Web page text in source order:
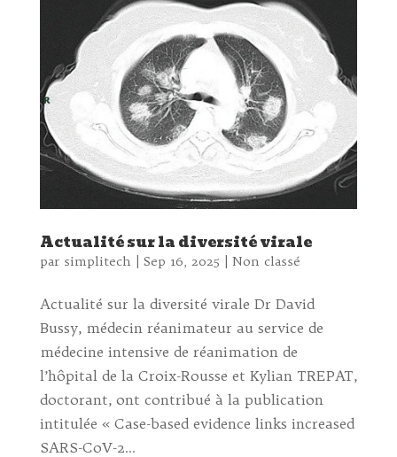
Actualité sur la diversité virale
par simplitech Sep 16, 2025 Non classé
Actualité sur la diversité virale Dr David
Bussy, médecin réanimateur au service de
médecine intensive de réanimation de
l’hôpital de la Croix-Rousse et Kylian TREPAT,
doctorant, ont contribué à la publication
intitulée « Case-based evidence links increased
SARS-CoV-2...